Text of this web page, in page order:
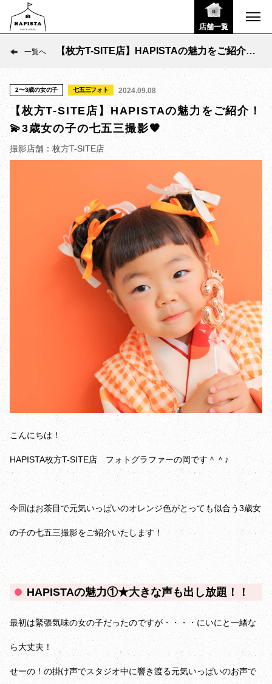
店舗一覧
一覧へ
【枚方T-SITE店】HAPISTAの魅力をご紹介！
2〜3歳の女の子 七五三フォト 2024.09.08
【枚方T-SITE店】HAPISTAの魅力をご紹介！
💫3歳女の子の七五三撮影🧡
撮影店舗：枚方T-SITE店
こんにちは！
HAPISTA枚方T-SITE店 フォトグラファーの岡です＾＾♪
今回はお茶目で元気いっぱいのオレンジ色がとっても似合う3歳女
の子の七五三撮影をご紹介いたします！
HAPISTAの魅力①★大きな声も出し放題！！
最初は緊張気味の女の子だったのですが・・・・にいにと一緒な
ら大丈夫！
せーの！の掛け声でスタジオ中に響き渡る元気いっぱいのお声で